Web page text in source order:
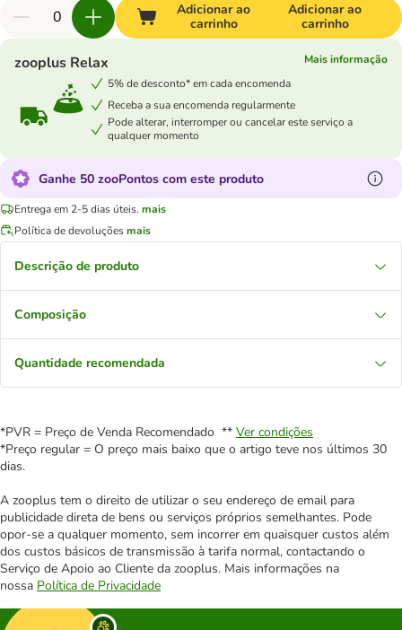
Adicionar ao
carrinho
Adicionar ao
carrinho
zooplus Relax
Mais informação
5% de desconto* em cada encomenda
Receba a sua encomenda regularmente
Pode alterar, interromper ou cancelar este serviço a
qualquer momento
Ganhe 50 zooPontos com este produto
Entrega em 2-5 dias úteis. mais
Política de devoluçõesmais
Descrição de produto
Composição
Quantidade recomendada
*PVR = Preço de Venda Recomendado ** Ver condições
*Preço regular = O preço mais baixo que o artigo teve nos últimos 30
dias.
A zooplus tem o direito de utilizar o seu endereço de email para
publicidade direta de bens ou serviços próprios semelhantes. Pode
opor-se a qualquer momento, sem incorrer em quaisquer custos além
dos custos básicos de transmissão à tarifa normal, contactando o
Serviço de Apoio ao Cliente da zooplus. Mais informações na
nossa Política de Privacidade